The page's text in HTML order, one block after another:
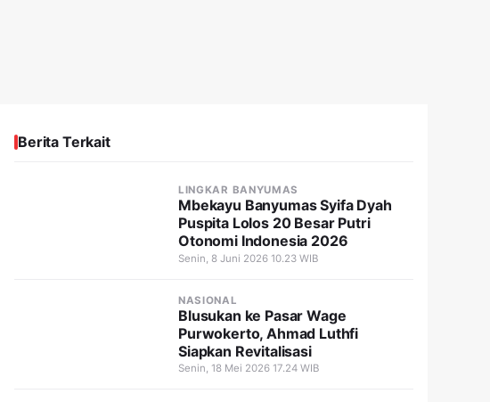
Berita Terkait
LINGKAR BANYUMAS
Mbekayu Banyumas Syifa Dyah
Puspita Lolos 20 Besar Putri
Otonomi Indonesia 2026
Senin, 8 Juni 2026 10.23 WIB
NASIONAL
Blusukan ke Pasar Wage
Purwokerto, Ahmad Luthfi
Siapkan Revitalisasi
Senin, 18 Mei 2026 17.24 WIB